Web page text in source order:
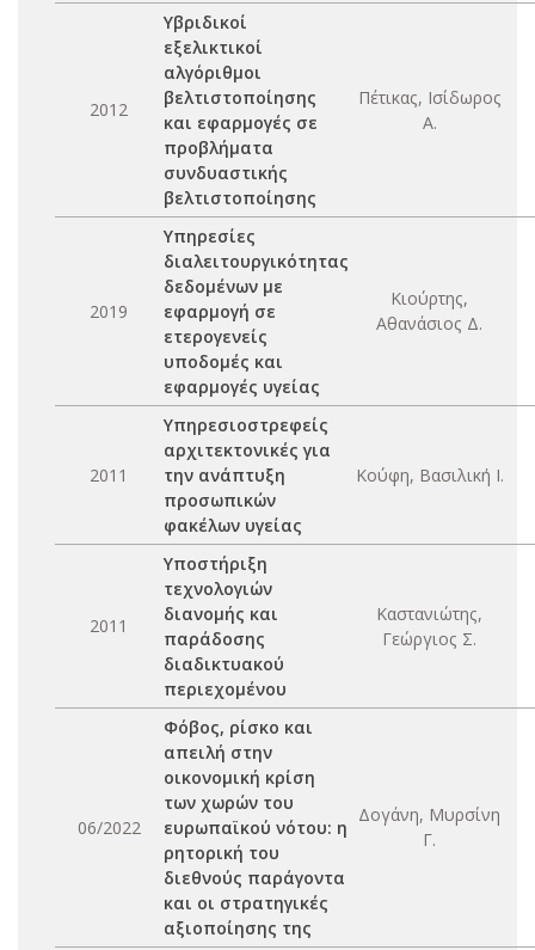
2012
Υβριδικοί
εξελικτικοί
αλγόριθμοι
βελτιστοποίησης
και εφαρμογές σε
προβλήματα
συνδυαστικής
βελτιστοποίησης
Πέτικας, Ισίδωρος
Α.
2019
Υπηρεσίες
διαλειτουργικότητας
δεδομένων με
εφαρμογή σε
ετερογενείς
υποδομές και
εφαρμογές υγείας
Κιούρτης,
Αθανάσιος Δ.
2011
Υπηρεσιοστρεφείς
αρχιτεκτονικές για
την ανάπτυξη
προσωπικών
φακέλων υγείας
Κούφη, Βασιλική Ι.
2011
Υποστήριξη
τεχνολογιών
διανομής και
παράδοσης
διαδικτυακού
περιεχομένου
Καστανιώτης,
Γεώργιος Σ.
06/2022
Φόβος, ρίσκο και
απειλή στην
οικονομική κρίση
των χωρών του
ευρωπαϊκού νότου: η
ρητορική του
διεθνούς παράγοντα
και οι στρατηγικές
αξιοποίησης της
Δογάνη, Μυρσίνη
Γ.